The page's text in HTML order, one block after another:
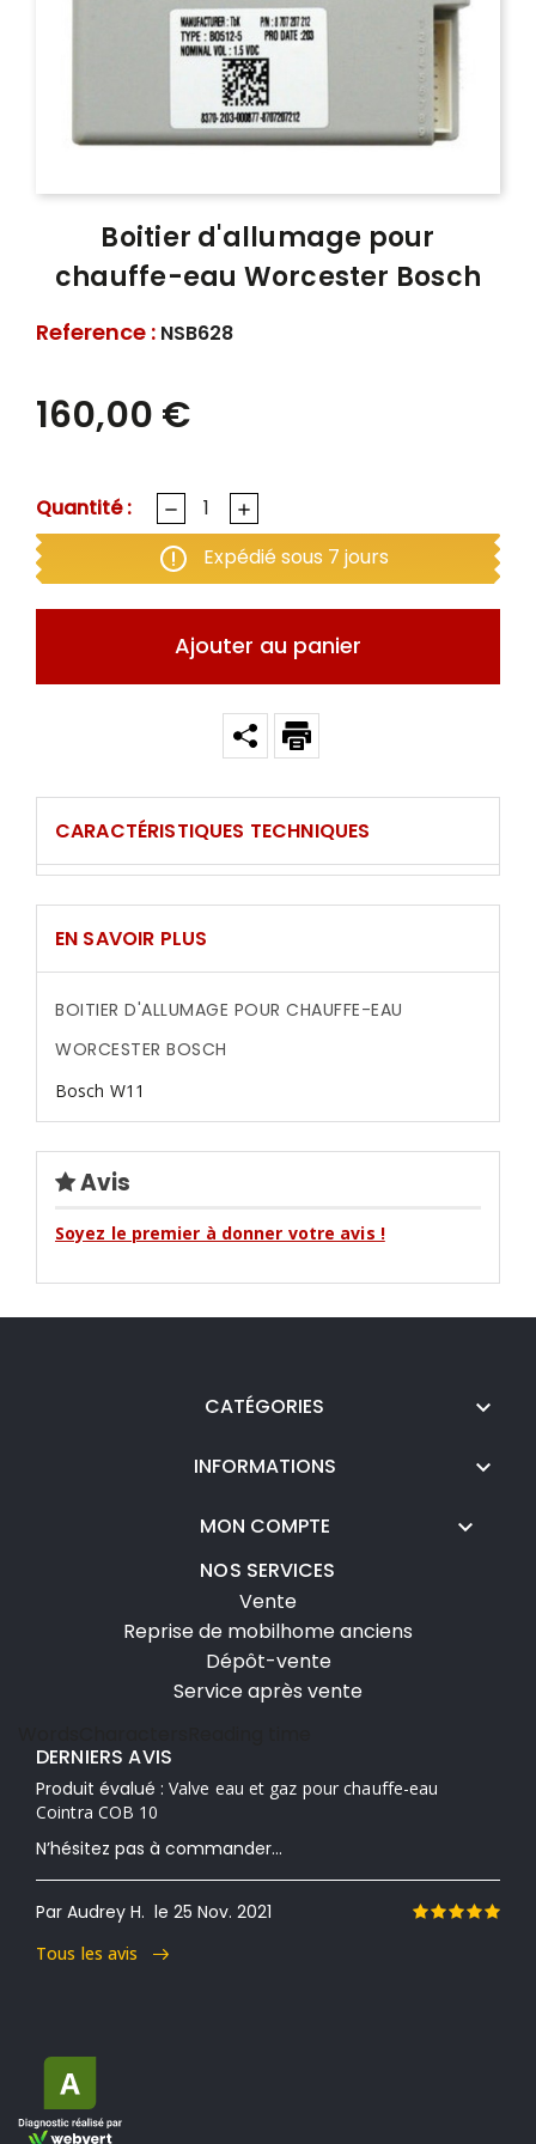
Boitier d'allumage pour
chauffe-eau Worcester Bosch
Reference : NSB628
160,00 €
Quantité :
Expédié sous 7 jours
Ajouter au panier
CARACTÉRISTIQUES TECHNIQUES
EN SAVOIR PLUS
BOITIER D'ALLUMAGE POUR CHAUFFE-EAU
WORCESTER BOSCH
Bosch W11
Avis
Soyez le premier à donner votre avis !
CATÉGORIES 
INFORMATIONS 
MON COMPTE 
NOS SERVICES
Vente
Reprise de mobilhome anciens
Dépôt-vente
Service après vente
DERNIERS AVIS
Produit évalué : Valve eau et gaz pour chauffe-eau
Cointra COB 10
N’hésitez pas à commander...
Par Audrey H. le 25 Nov. 2021
Tous les avis